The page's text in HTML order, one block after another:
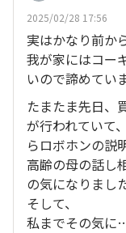
2025/02/28 17:56
実はかなり前か
我が家にはコー
いので諦めてい
たまたま先日、
が行われていて
らロボホンの説
高齢の母の話し
の気になりまし
そして、
私までその気に